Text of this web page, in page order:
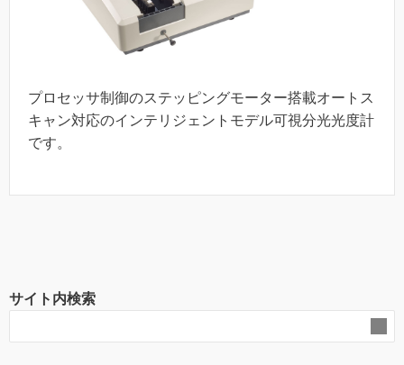
プロセッサ制御のステッピングモーター搭載オートス
キャン対応のインテリジェントモデル可視分光光度計
です。
サイト内検索